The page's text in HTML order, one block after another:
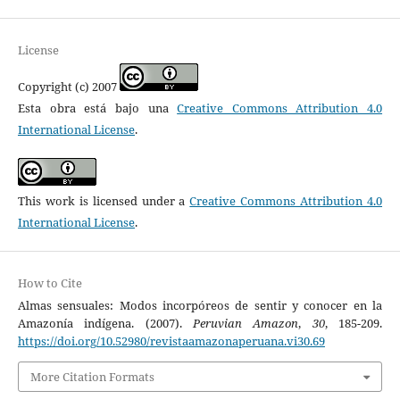
License
Copyright (c) 2007
Esta obra está bajo unaCreative Commons Attribution 4.0
International License.
This work is licensed under aCreative Commons Attribution 4.0
International License.
How to Cite
Almas sensuales: Modos incorpóreos de sentir y conocer en la
Amazonía indígena. (2007).Peruvian Amazon, 30, 185-209.
https://doi.org/10.52980/revistaamazonaperuana.vi30.69
More Citation Formats